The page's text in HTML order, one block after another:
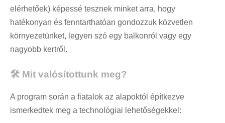
elérhetőek) képessé tesznek minket arra, hogy
hatékonyan és fenntarthatóan gondozzuk közvetlen
környezetünket, legyen szó egy balkonról vagy egy
nagyobb kertről.
🛠️ Mit valósítottunk meg?
A program során a fiatalok az alapoktól építkezve
ismerkedtek meg a technológiai lehetőségekkel: